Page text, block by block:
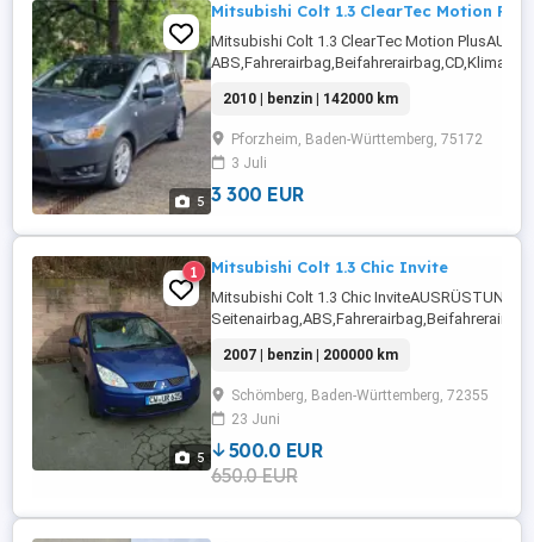
5
Mitsubishi Colt 1.3 ClearTec Motion Plus
Mitsubishi Colt 1.3 ClearTec Motion
2010 | benzin | 142000 km
Pforzheim, Baden-Württemberg, 75172
3 Juli
3 300 EUR
5
1 Mitsubishi Colt 1.3 Chic Invite
Mitsubishi Colt 1.3 Chic InviteAUSRÜSTUNG:
Rücksitzbank,Getönte Scheiben,Elektrische
...
2007 | benzin | 200000 km
Schömberg, Baden-Württemberg, 72355
23 Juni
500.0 EUR
650.0 EUR